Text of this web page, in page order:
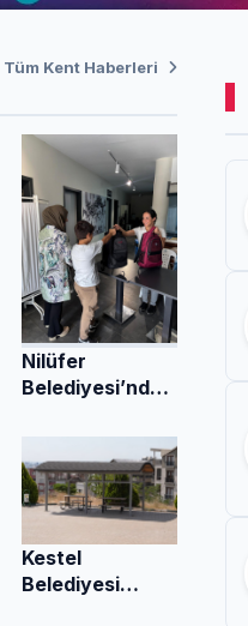
Tüm Kent Haberleri
Nilüfer
Belediyesi’nden
desteği
Kestel
Belediyesi